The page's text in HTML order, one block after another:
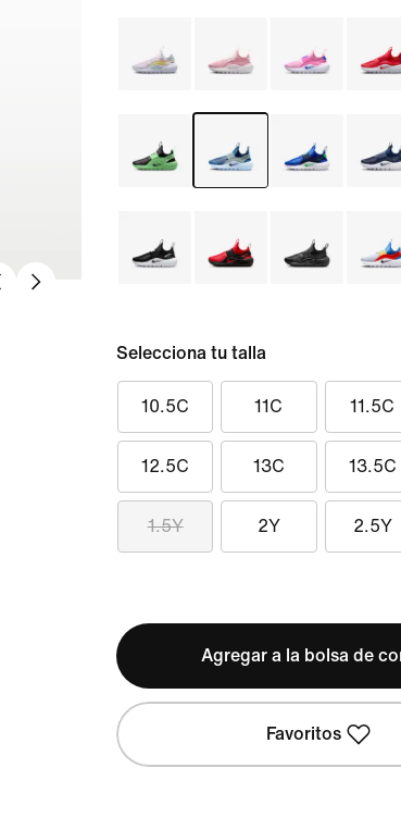
Selecciona tu talla
10.5C 11C 11.5C
12.5C 13C 13.5C
1.5Y 2Y 2.5Y
Agregar a la bolsa de
Favoritos